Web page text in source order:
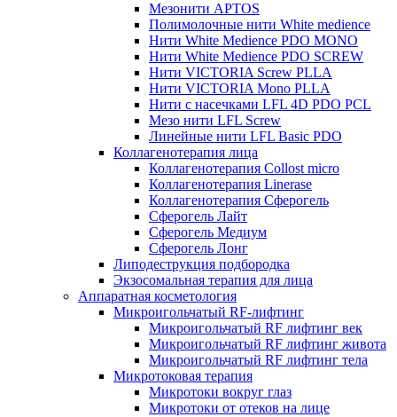
Мезонити APTOS
Полимолочные нити White medience
Нити White Medience PDO MONO
Нити White Medience PDO SCREW
Нити VICTORIA Screw PLLA
Нити VICTORIA Mono PLLA
Нити с насечками LFL 4D PDO PCL
Мезо нити LFL Screw
Линейные нити LFL Basic PDO
Коллагенотерапия лица
Коллагенотерапия Collost micro
Коллагенотерапия Linerase
Коллагенотерапия Сферогель
Сферогель Лайт
Сферогель Медиум
Сферогель Лонг
Липодеструкция подбородка
Экзосомальная терапия для лица
Аппаратная косметология
Микроигольчатый RF-лифтинг
Микроигольчатый RF лифтинг век
Микроигольчатый RF лифтинг живота
Микроигольчатый RF лифтинг тела
Микротоковая терапия
Микротоки вокруг глаз
Микротоки от отеков на лице